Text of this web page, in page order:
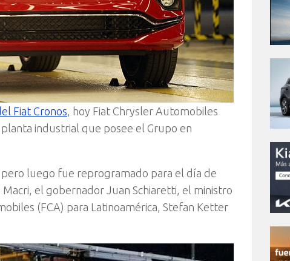
Fiat Cronos , hoy Fiat Chrysler Automobiles
industrial que posee el Grupo en
luego fue reprogramado para el día de
el gobernador Juan Schiaretti, el ministro
(FCA) para Latinoamérica, Stefan Ketter